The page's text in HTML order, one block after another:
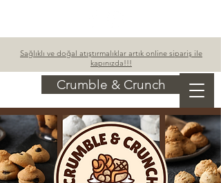
Sağlıklı ve doğal atıştırmalıklar artık online sipariş ile
kapınızda!!!
Crumble & Crunch